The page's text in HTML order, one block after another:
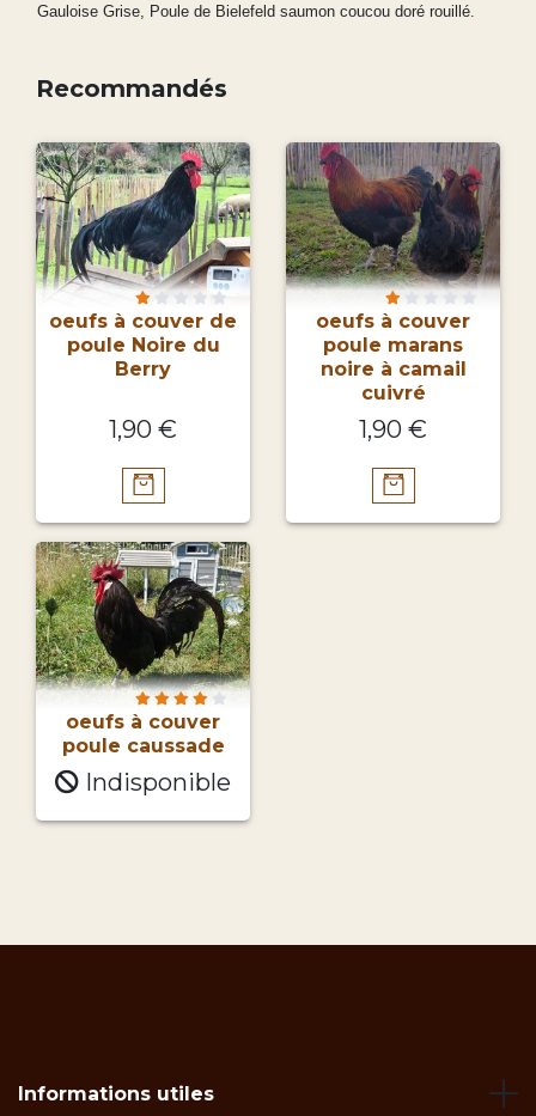
Gauloise Grise, Poule de Bielefeld saumon coucou doré rouillé.
Recommandés
oeufs à couver de
poule Noire du
Berry
1,90 €
oeufs à couver
poule marans
noire à camail
cuivré
1,90 €
oeufs à couver
poule caussade
Indisponible
Informations utiles